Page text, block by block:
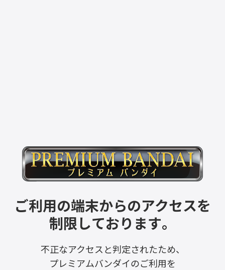
ご利用の端末からのアクセスを
制限しております。
不正なアクセスと判定されたため、
プレミアムバンダイのご利用を